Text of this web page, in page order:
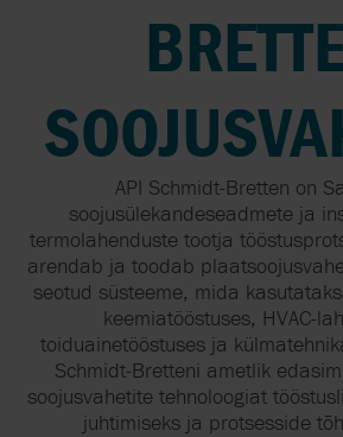
API Schmidt-Bretten on
soojusülekandeseadmete ja
termolahenduste tootja
arendab ja toodab
seotud süsteeme, mida
keemiatööstuses, HVAC-
toiduainetööstuses ja
Schmidt-Bretteni ametlik
soojusvahetite tehnoloogiat
juhtimiseks ja protsesside